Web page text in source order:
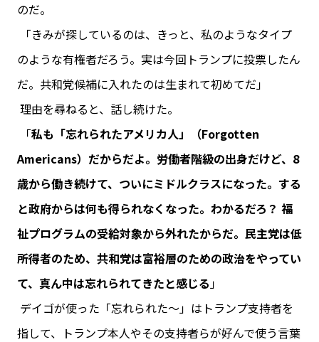
のだ。
「きみが探しているのは、きっと、私のようなタイプ
のような有権者だろう。実は今回トランプに投票したん
だ。共和党候補に入れたのは生まれて初めてだ」
理由を尋ねると、話し続けた。
「私も「忘れられたアメリカ人」（Forgotten
Americans）だからだよ。労働者階級の出身だけど、8
歳から働き続けて、ついにミドルクラスになった。する
と政府からは何も得られなくなった。わかるだろ？ 福
祉プログラムの受給対象から外れたからだ。民主党は低
所得者のため、共和党は富裕層のための政治をやってい
て、真ん中は忘れられてきたと感じる」
デイゴが使った「忘れられた～」はトランプ支持者を
指して、トランプ本人やその支持者らが好んで使う言葉